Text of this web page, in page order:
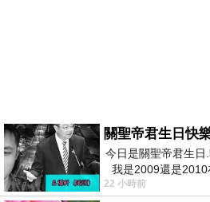
關聖帝君生日快
今日是關聖帝君生日
我是2009還是
一個奇摩交友的網友學
22 小時前